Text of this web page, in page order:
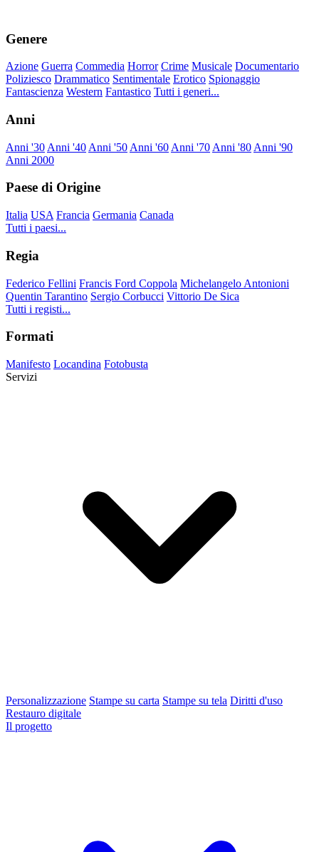
Genere
Azione Guerra Commedia Horror Crime Musicale Documentario
Poliziesco Drammatico Sentimentale Erotico Spionaggio
Fantascienza Western Fantastico Tutti i generi...
Anni
Anni '30 Anni '40 Anni '50 Anni '60 Anni '70 Anni '80 Anni '90
Anni 2000
Paese di Origine
Italia USA Francia Germania Canada
Tutti i paesi...
Regia
Federico Fellini Francis Ford Coppola Michelangelo Antonioni
Quentin Tarantino Sergio Corbucci Vittorio De Sica
Tutti i registi...
Formati
Manifesto Locandina Fotobusta
Servizi
Personalizzazione Stampe su carta Stampe su tela Diritti d'uso
Restauro digitale
Il progetto